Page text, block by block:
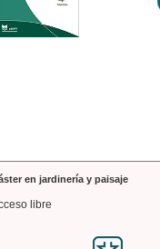
en jardinería y paisaje
libre